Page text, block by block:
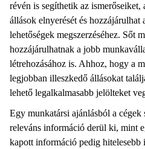
révén is segíthetik az
állások elnyerését és hozzájárulhat
lehetőségek megszerzéséhez. Sőt
hozzájárulhatnak a jobb
létrehozásához is. Ahhoz, hogy a
legjobban illeszkedő állásokat
lehető legalkalmasabb jelölteket
Egy munkatársi ajánlásból a cégek
releváns információ derül ki, mint
kapott információ pedig hitelesebb